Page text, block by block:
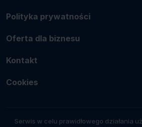
Polityka prywatności
Oferta dla biznesu
Kontakt
Cookies
Serwis w celu prawidłowego działania